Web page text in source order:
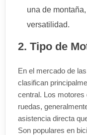
una de
versatilidad.
2. Tipo de
En el mercado de
clasifican
central. Los motores
ruedas,
asistencia directa
Son populares en